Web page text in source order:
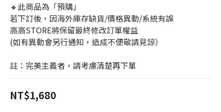
🔸此商品為「預購」
若下訂後，因海外庫存缺貨/價格異動/系統有誤
高高STORE將保留最終修改訂單權益
(如有異動會另行通知，造成不便敬請見諒）
註：完美主義者，請考慮清楚再下單
NT$1,680